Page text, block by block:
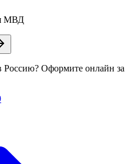
МВД
Оформите онлайн за